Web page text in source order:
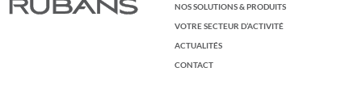
NOS SOLUTIONS & PRODUITS
VOTRE SECTEUR D’ACTIVITÉ
ACTUALITÉS
CONTACT